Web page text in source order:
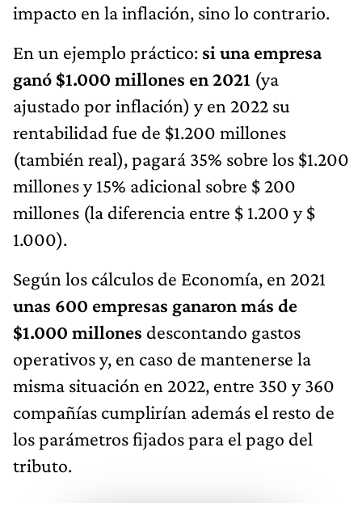
impacto en la inflación, sino lo contrario.
En un ejemplo práctico: si una empresa
ganó $1.000 millones en 2021 (ya
ajustado por inflación) y en 2022 su
rentabilidad fue de $1.200 millones
(también real), pagará 35% sobre los $1.200
millones y 15% adicional sobre $ 200
millones (la diferencia entre $ 1.200 y $
1.000).
Según los cálculos de Economía, en 2021
unas 600 empresas ganaron más de
$1.000 millones descontando gastos
operativos y, en caso de mantenerse la
misma situación en 2022, entre 350 y 360
compañías cumplirían además el resto de
los parámetros fijados para el pago del
tributo.